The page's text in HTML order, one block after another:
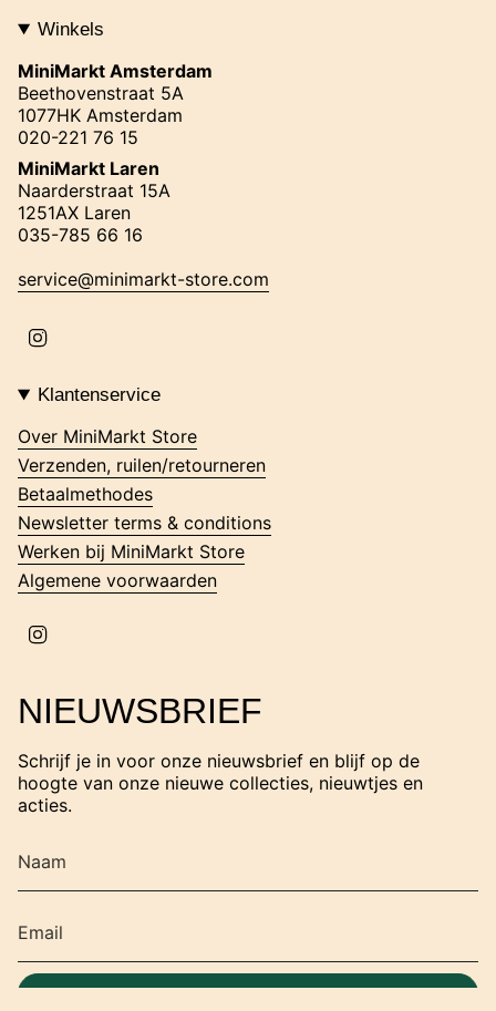
Winkels
MiniMarkt Amsterdam
Beethovenstraat 5A
1077HK Amsterdam
020-221 76 15
MiniMarkt Laren
Naarderstraat 15A
1251AX Laren
035-785 66 16
service@minimarkt-store.com
t
g
r
a
Klantenservice
Over MiniMarkt Store
Verzenden, ruilen/retourneren
Betaalmethodes
Newsletter terms & conditions
Werken bij MiniMarkt Store
Algemene voorwaarden
g
a
m
NIEUWSBRIEF
Schrijf je in voor onze nieuwsbrief en blijf op de
hoogte van onze nieuwe collecties, nieuwtjes en
acties.